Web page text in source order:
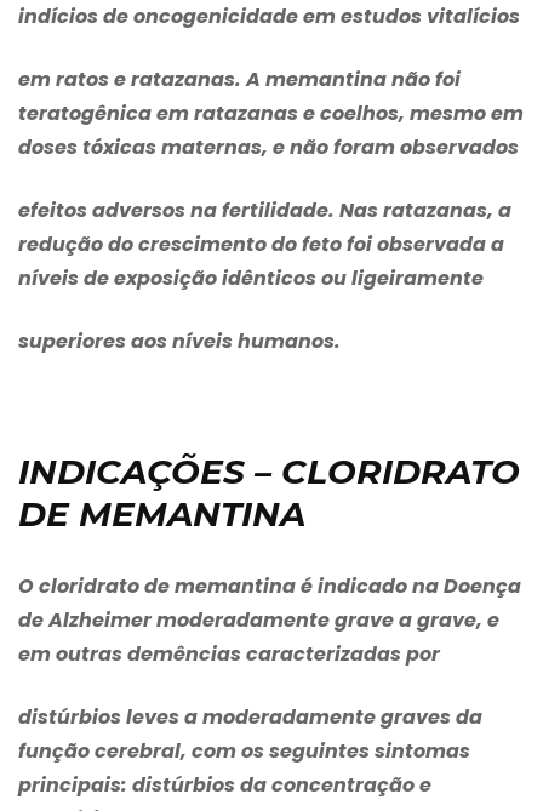
indícios de oncogenicidade em estudos vitalícios
em ratos e ratazanas. A memantina não foi
teratogênica em ratazanas e coelhos, mesmo em
doses tóxicas maternas, e não foram observados
efeitos adversos na fertilidade. Nas ratazanas, a
redução do crescimento do feto foi observada a
níveis de exposição idênticos ou ligeiramente
superiores aos níveis humanos.
INDICAÇÕES – CLORIDRATO
DE MEMANTINA
Ocloridrato de memantinaé indicado na Doença
de Alzheimer moderadamente grave a grave, e
em outras demências caracterizadas por
distúrbios leves a moderadamente graves da
função cerebral, com os seguintes sintomas
principais: distúrbios da concentração e